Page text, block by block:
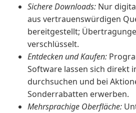
Sichere Downloads: Nur
aus vertrauenswürdigen
bereitgestellt;
verschlüsselt.
Entdecken und Kaufen:
Software lassen sich direkt
durchsuchen und bei
Sonderrabatten erwerben.
Mehrsprachige Oberfläche: